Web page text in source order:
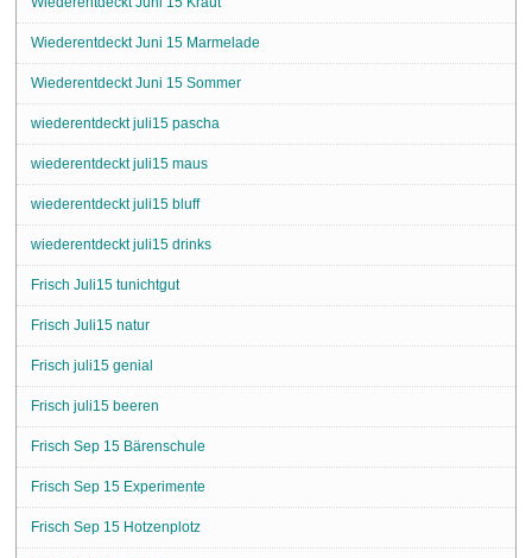
Wiederentdeckt Juni 15 Marmelade
Wiederentdeckt Juni 15 Sommer
wiederentdeckt juli15 pascha
wiederentdeckt juli15 maus
wiederentdeckt juli15 bluff
wiederentdeckt juli15 drinks
Frisch Juli15 tunichtgut
Frisch Juli15 natur
Frisch juli15 genial
Frisch juli15 beeren
Frisch Sep 15 Bärenschule
Frisch Sep 15 Experimente
Frisch Sep 15 Hotzenplotz